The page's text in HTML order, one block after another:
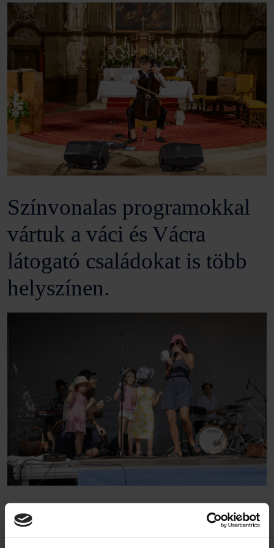
Színvonalas programokkal
vártuk a váci és Vácra
látogató családokat is több
helyszínen.
Számos váci
gyermek és ifjúsági
tánccsoport
kapott színpadi lehetőséget műsoruk